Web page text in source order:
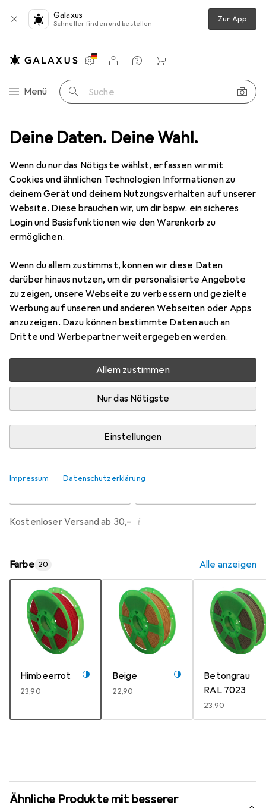
Deine Daten. Deine Wahl.
Wenn du nur das Nötigste wählst, erfassen wir mit
Cookies und ähnlichen Technologien Informationen zu
deinem Gerät und deinem Nutzungsverhalten auf unserer
Website. Diese brauchen wir, um dir bspw. ein sicheres
Login und Basisfunktionen wie den Warenkorb zu
ermöglichen.
Wenn du allem zustimmst, können wir diese Daten
darüber hinaus nutzen, um dir personalisierte Angebote
zu zeigen, unsere Webseite zu verbessern und gezielte
Werbung auf unseren und anderen Webseiten oder Apps
anzuzeigen. Dazu können bestimmte Daten auch an
Dritte und Werbepartner weitergegeben werden.
Allem zustimmen
Nur das Nötigste
Einstellungen
Impressum Datenschutzerklärung
Galaxus
Schneller finden und bestellen Zur App
Navigation nach Kategorien
Menü Suche
Einstellungen
Kundenkonto
Vergleichslisten
Merklisten
Warenkorb
+ Scanner Drucken 3D 3D Filament
2 Bilder
Purefil Filament
Preis in EUR inkl. MwSt.
EUR
23,90
3092
Bewertungen Marke
Mehr von Purefil
Zwischen Fr, 14.8. und Fr, 21.8. geliefert
Nur 3 Stück an Lager beim Lieferanten
Benachrichtigen, wenn schneller verfügbar
Lieferort angeben für genaue Lieferzeit
Kostenloser Versand ab 30,– i
Farbe 20 Alle anzeigen
Himbeerrot
EUR
23,90
Beige
EUR
22,90
Betongrau
RAL 7023
EUR
23,90
Ähnliche Produkte mit besserer